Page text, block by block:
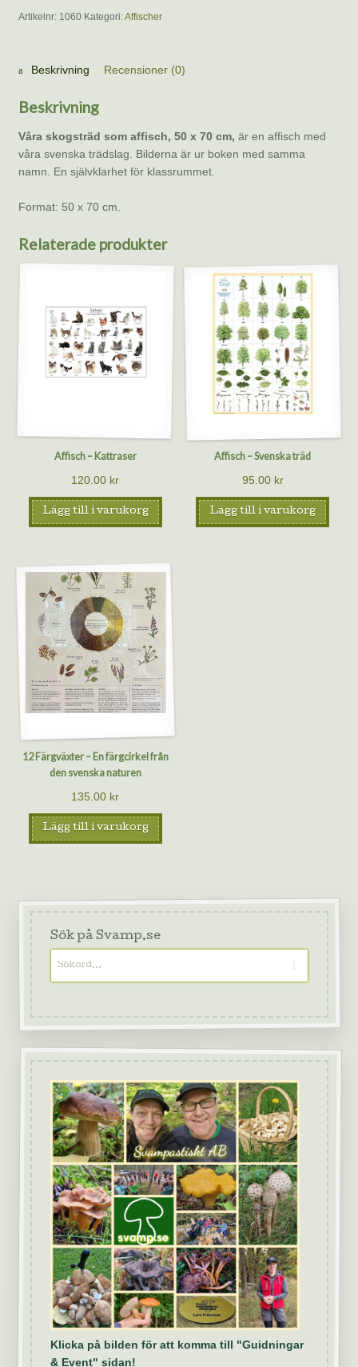
Våra
Artikelnr: 1060 Kategori:Affischer
Beskrivning Recensioner (0)
Beskrivning
Våra skogsträd som affisch, 50 x 70 cm, är en affisch med
våra svenska trädslag. Bilderna är ur boken med samma
namn. En självklarhet för klassrummet.
Format: 50 x 70 cm.
Relaterade produkter
Affisch – Kattraser
120.00 kr
Lägg till i varukorg
Affisch – Svenska träd
95.00 kr
Lägg till i varukorg
12 Färgväxter – En färgcirkel från
den svenska naturen
135.00 kr
Lägg till i varukorg
Sök på Svamp.se
Klicka på bilden för att komma till "Guidningar
& Event" sidan!